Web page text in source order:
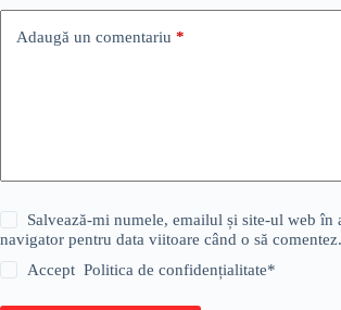
Adaugă un comentariu *
Salvează-mi numele, emailul și site-ul web în
navigator pentru data viitoare când o să comentez.
AcceptPolitica de confidențialitate*